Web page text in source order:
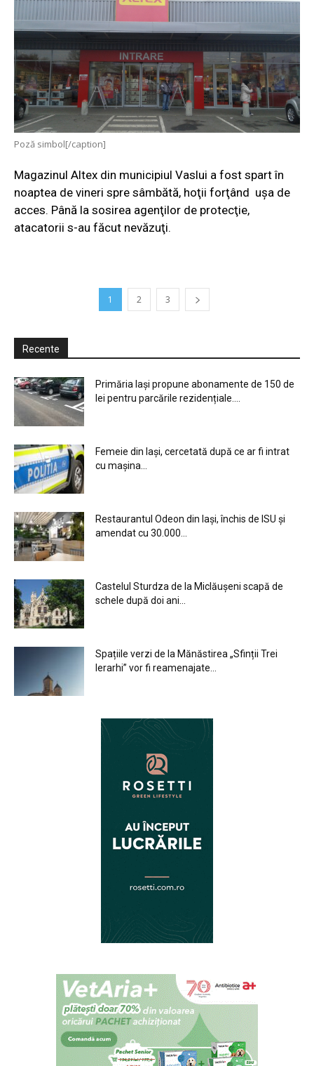
Poză simbol[/caption]
Magazinul Altex din municipiul Vaslui a fost spart în
noaptea de vineri spre sâmbătă, hoţii forţând uşa de
acces. Până la sosirea agenţilor de protecţie,
atacatorii s-au făcut nevăzuţi.
1 2 3
Recente
Primăria Iași propune abonamente de 150 de
lei pentru parcările rezidențiale....
Femeie din Iași, cercetată după ce ar fi intrat
cu mașina...
Restaurantul Odeon din Iași, închis de ISU și
amendat cu 30.000...
Castelul Sturdza de la Miclăușeni scapă de
schele după doi ani...
Spațiile verzi de la Mănăstirea „Sfinții Trei
Ierarhi” vor fi reamenajate...